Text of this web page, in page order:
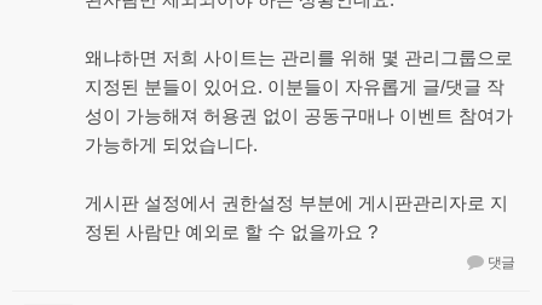
왜냐하면 저희 사이트는 관리를 위해 몇 관리그룹으로
지정된 분들이 있어요. 이분들이 자유롭게 글/댓글 작
성이 가능해져 허용권 없이 공동구매나 이벤트 참여가
가능하게 되었습니다.
게시판 설정에서 권한설정 부분에 게시판관리자로 지
정된 사람만 예외로 할 수 없을까요 ?
댓글